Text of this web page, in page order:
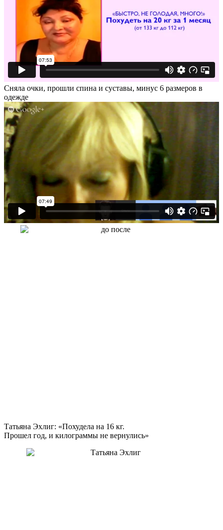
Сняла очки, прошли спина и суставы, минус 6 размеров в
одежде
Татьяна Эхлиг: «Похудела на 16 кг.
Прошел год, и килограммы не вернулись»